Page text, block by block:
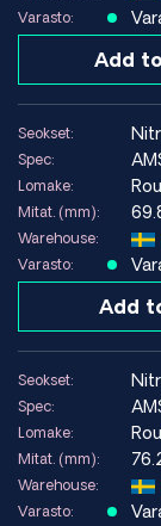
Ota meihin
tarjouksen –
sovellukseesi.
korroosiota
ISO 9001- ja
Täysi
Materiaalit
standardien
Nopea
Varasto:
Add
Seokset:
Spec:
Lomake:
Mitat. (mm):
Warehouse:
Varasto:
Add
Seokset:
Spec:
Lomake:
Mitat. (mm):
Warehouse:
Varasto: